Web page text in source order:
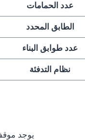
عدد الحمامات
الطابق المحدد
عدد طوابق البناء
نظام التدفئة
يوجد